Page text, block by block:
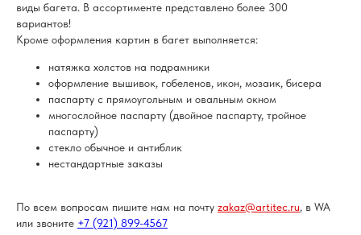
виды багета. В ассортименте представлено более 300
вариантов!
Кроме оформления картин в багет выполняется:
натяжка холстов на подрамники
оформление вышивок, гобеленов, икон, мозаик, бисера
паспарту с прямоугольным и овальным окном
многослойное паспарту (двойное паспарту, тройное
паспарту)
стекло обычное и антиблик
нестандартные заказы
По всем вопросам пишите нам на почту zakaz@artitec.ru, в WA
или звоните +7 (921) 899-4567